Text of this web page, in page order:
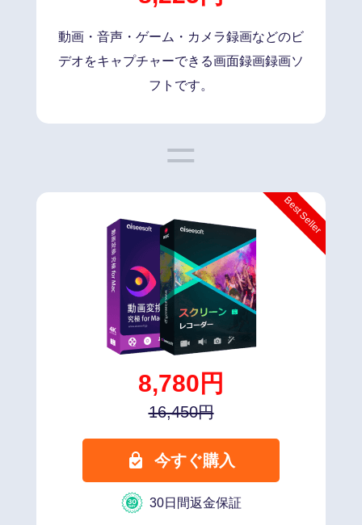
動画・音声・ゲーム・カメラ録画などのビ
デオをキャプチャーできる画面録画録画ソ
フトです。
Best Seller
8,780円
16,450円
今すぐ購入
30日間返金保証